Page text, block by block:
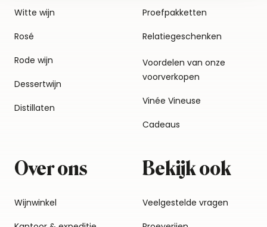
Witte wijn
Rosé
Rode wijn
Dessertwijn
Distillaten
Proefpakketten
Relatiegeschenken
Voordelen van onze
voorverkopen
Vinée Vineuse
Cadeaus
Over ons
Wijnwinkel
Bekijk ook
Veelgestelde vragen